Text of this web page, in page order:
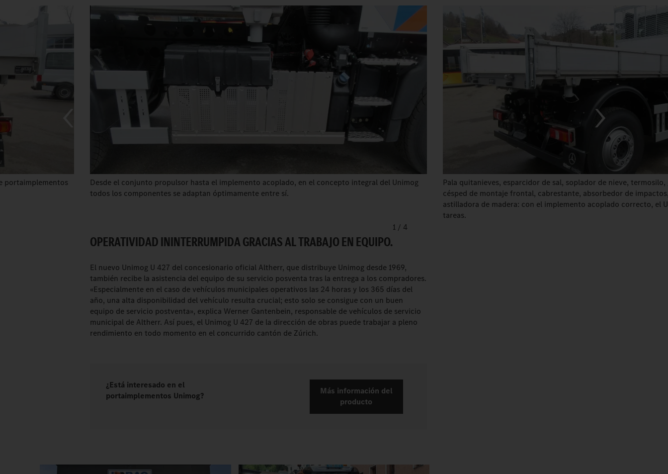
portaimplementos
Desde el conjunto propulsor hasta el implemento acoplado, en el concepto integral del Unimog
todos los componentes se adaptan óptimamente entre sí.
Pala quitanieves, esparcidor de sal, soplador de nieve,
césped de montaje frontal, cabrestante, absorbedor de
astilladora de madera: con el implemento acoplado correcto, el
tareas.
1 / 4
OPERATIVIDAD ININTERRUMPIDA GRACIAS AL TRABAJO EN EQUIPO.
El nuevo Unimog U 427 del concesionario oficial Altherr, que distribuye Unimog desde 1969,
también recibe la asistencia del equipo de su servicio posventa tras la entrega a los compradores.
«Especialmente en el caso de vehículos municipales operativos las 24 horas y los 365 días del
año, una alta disponibilidad del vehículo resulta crucial; esto solo se consigue con un buen
equipo de servicio postventa», explica Werner Gantenbein, responsable de vehículos de servicio
municipal de Altherr. Así pues, el Unimog U 427 de la dirección de obras puede trabajar a pleno
rendimiento en todo momento en el concurrido cantón de Zúrich.
¿Está interesado en el
portaimplementos Unimog?
Más información del
producto